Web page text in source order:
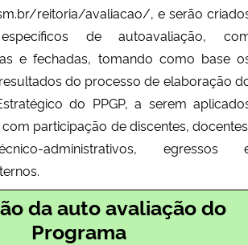
reitoria/avaliacao/, e serão
de autoavaliação,
e fechadas, tomando como base
do processo de elaboração
do PPGP, a serem
participação de discentes,
administrativos, egressos
da auto avaliação do
Programa